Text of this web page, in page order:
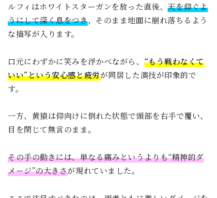
ルフィはホワイトスターガンを放った直後、天を仰ぐよ
うにして深く息をつき、そのまま地面に崩れ落ちるよう
な描写が入ります。
口元にわずかに笑みを浮かべながら、 “もう戦わなくて
いい”という安心感と疲労が同居した演技が印象的で
す。
一方、黄猿は仰向けに倒れた状態で頭部を右手で覆い、
目を閉じて無言のまま。
その手の動きには、単なる痛みというよりも“精神的ダ
メージ”の大きさが現れていました。